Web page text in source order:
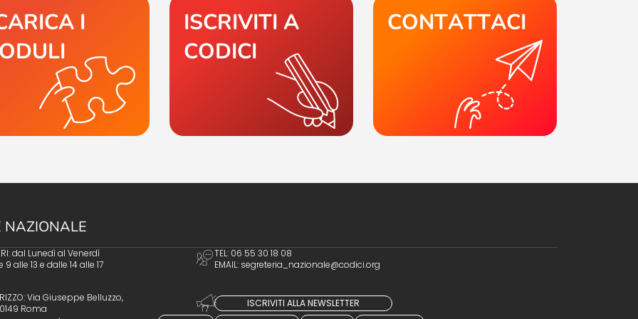
I
ISCRIVITI A
CODICI
CONTATTACI
NAZIONALE
dal Lunedì al Venerdì
9 alle 13 e dalle 14 alle 17
TEL: 06 55 30 18 08
EMAIL: segreteria_nazionale@codici.org
Via Giuseppe Belluzzo,
Roma
ISCRIVITI ALLA NEWSLETTER